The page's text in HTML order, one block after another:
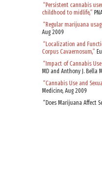
“Persistent cannabis
childhood to midlife,”
“Regular marijuana
Aug 2009
“Localization and
Corpus Cavaernosum,”
“Impact of Cannabis
MD and Anthony J. Bella
“Cannabis Use and
Medicine, Aug 2009
“Does Marijuana Affect